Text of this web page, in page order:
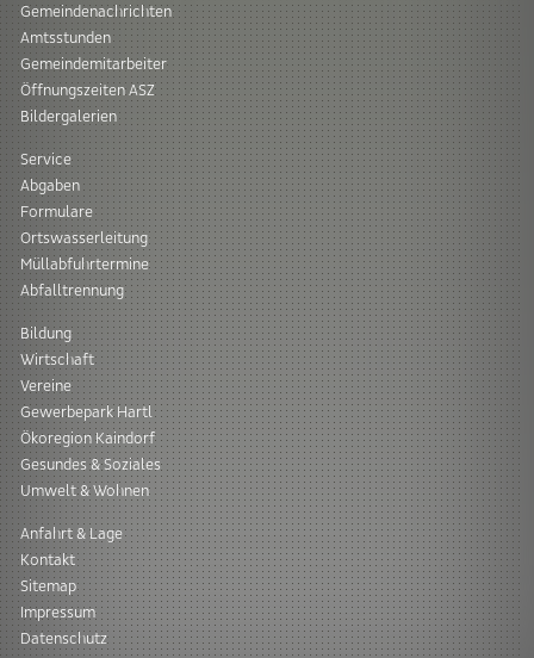
Gemeindenachrichten
Amtsstunden
Gemeindemitarbeiter
Öffnungszeiten ASZ
Bildergalerien
Service
Abgaben
Formulare
Ortswasserleitung
Müllabfuhrtermine
Abfalltrennung
Bildung
Wirtschaft
Vereine
Gewerbepark Hartl
Ökoregion Kaindorf
Gesundes & Soziales
Umwelt & Wohnen
Anfahrt & Lage
Kontakt
Sitemap
Impressum
Datenschutz